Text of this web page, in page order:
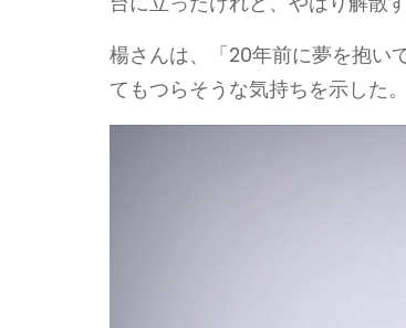
楊さんは、「20年前に夢を抱い
てもつらそうな気持ちを示した。